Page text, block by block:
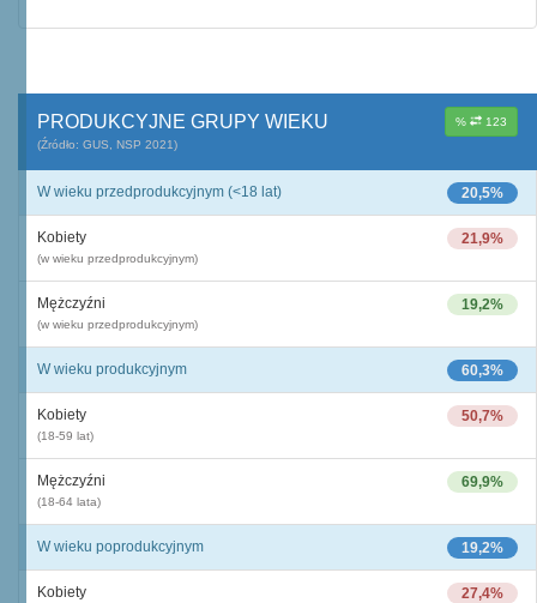
% 123
PRODUKCYJNE GRUPY WIEKU
(Źródło: GUS, NSP 2021)
20,5%
W wieku przedprodukcyjnym (<18 lat)
21,9%
Kobiety
(w wieku przedprodukcyjnym)
19,2%
Mężczyźni
(w wieku przedprodukcyjnym)
60,3%
W wieku produkcyjnym
50,7%
Kobiety
(18-59 lat)
69,9%
Mężczyźni
(18-64 lata)
19,2%
W wieku poprodukcyjnym
27,4%
Kobiety